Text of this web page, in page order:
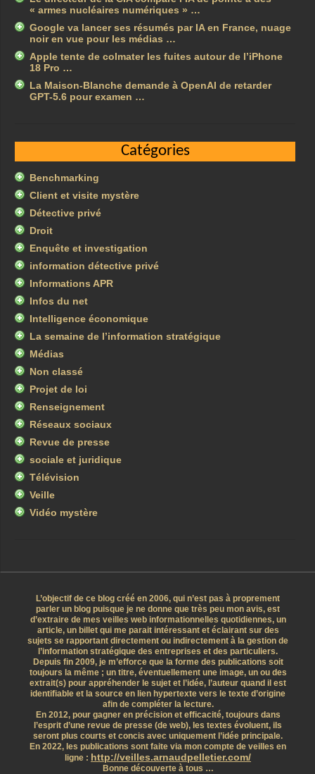
« armes nucléaires numériques » …
Google va lancer ses résumés par IA en France, nuage
noir en vue pour les médias …
Apple tente de colmater les fuites autour de l’iPhone
18 Pro …
La Maison-Blanche demande à OpenAI de retarder
GPT-5.6 pour examen …
Catégories
Benchmarking
Client et visite mystère
Détective privé
Droit
Enquête et investigation
information détective privé
Informations APR
Infos du net
Intelligence économique
La semaine de l’information stratégique
Médias
Non classé
Projet de loi
Renseignement
Réseaux sociaux
Revue de presse
sociale et juridique
Télévision
Veille
Vidéo mystère
L’objectif de ce blog créé en 2006, qui n’est pas à proprement
parler un blog puisque je ne donne que très peu mon avis, est
d’extraire de mes veilles web informationnelles quotidiennes, un
article, un billet qui me parait intéressant et éclairant sur des
sujets se rapportant directement ou indirectement à la gestion de
l’information stratégique des entreprises et des particuliers.
Depuis fin 2009, je m’efforce que la forme des publications soit
toujours la même ; un titre, éventuellement une image, un ou des
extrait(s) pour appréhender le sujet et l’idée, l’auteur quand il est
identifiable et la source en lien hypertexte vers le texte d’origine
afin de compléter la lecture.
En 2012, pour gagner en précision et efficacité, toujours dans
l’esprit d’une revue de presse (de web), les textes évoluent, ils
seront plus courts et concis avec uniquement l’idée principale.
En 2022, les publications sont faite via mon compte de veilles en
ligne : http://veilles.arnaudpelletier.com/
Bonne découverte à tous …